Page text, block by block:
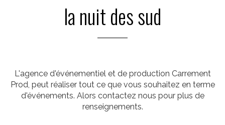
la nuit des sud
L'agence d'événementiel et de production Carrement
Prod, peut réaliser tout ce que vous souhaitez en terme
d'événements. Alors contactez nous pour plus de
renseignements.